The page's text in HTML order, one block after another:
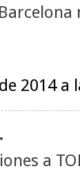
2014 a
a